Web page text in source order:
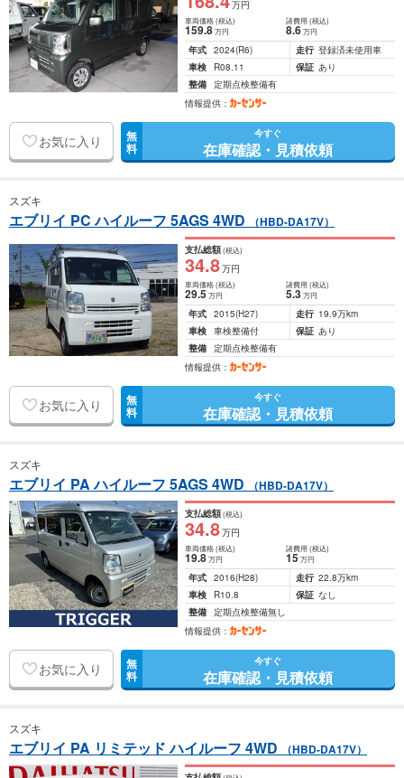
万円
車両価格(税込)
159.8万円
諸費用 (税込)
8.6 万円
年式 2024(R6) 走行 登録済未使用車
車検
R08.11 保証 あり
整備 定期点検整備有
情報提供：
お気に入り 無
料
今すぐ
在庫確認・見積依頼
スズキ
エブリイ PC ハイルーフ 5AGS 4WD （HBD-DA17V）
支払総額(税込)
34.8万円
車両価格(税込)
29.5万円
諸費用 (税込)
5.3 万円
年式 2015(H27) 走行 19.9万km
車検 車検整備付 保証 あり
整備 定期点検整備有
情報提供：
お気に入り 無
料
今すぐ
在庫確認・見積依頼
スズキ
エブリイ PA ハイルーフ 5AGS 4WD （HBD-DA17V）
支払総額(税込)
34.8万円
車両価格(税込)
19.8万円
諸費用 (税込)
15 万円
年式 2016(H28) 走行 22.8万km
車検
R10.8 保証 なし
整備 定期点検整備無し
情報提供：
お気に入り 無
料
今すぐ
在庫確認・見積依頼
スズキ
エブリイ PA リミテッド ハイルーフ 4WD （HBD-DA17V）